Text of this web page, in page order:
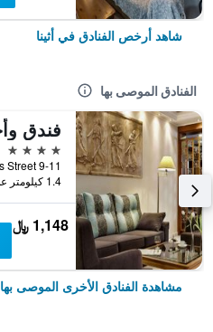
شاهد أرخص الفنادق في أثينا
الفنادق الموصى بها
4 نجوم
1.4 كيلومتر عن وسط المدينة
1,148 ﷼
مشاهدة الفنادق الأخرى الموصى بها